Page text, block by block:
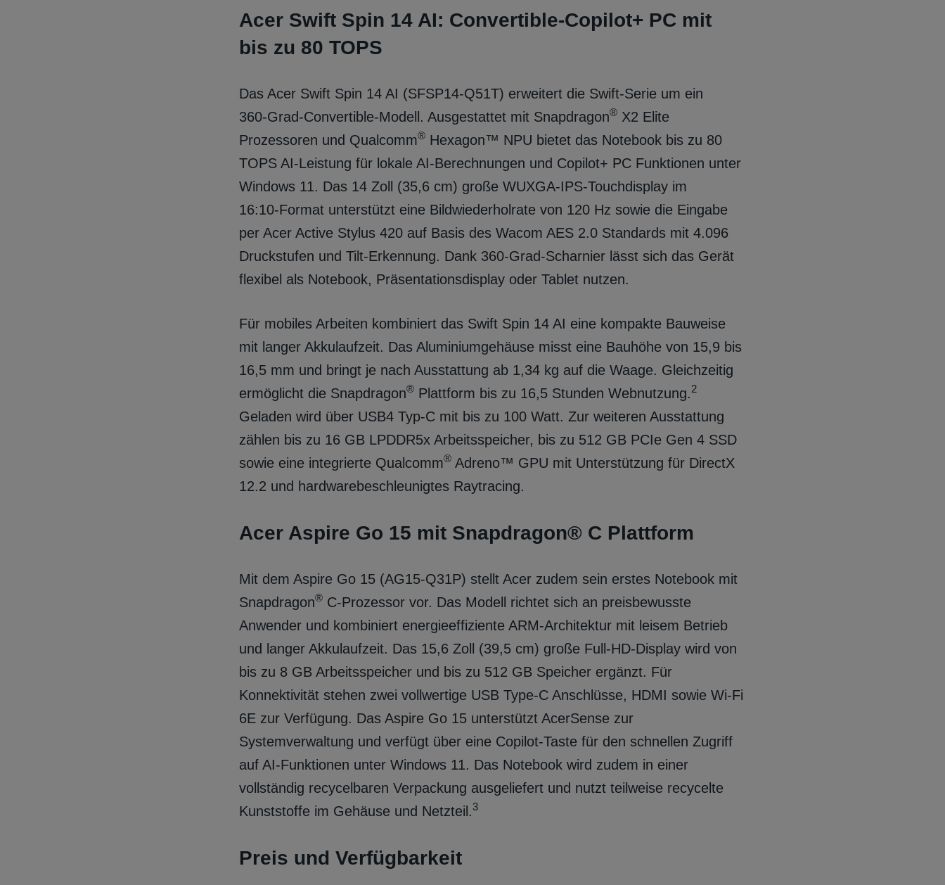
Acer Swift Spin 14 AI: Convertible‑Copilot+ PC mit
bis zu 80 TOPS
Das Acer Swift Spin 14 AI (SFSP14‑Q51T) erweitert die Swift‑Serie um ein
360‑Grad‑Convertible-Modell. Ausgestattet mit Snapdragon® X2 Elite
Prozessoren und Qualcomm® Hexagon™ NPU bietet das Notebook bis zu 80
TOPS AI‑Leistung für lokale AI‑Berechnungen und Copilot+ PC Funktionen unter
Windows 11. Das 14 Zoll (35,6 cm) große WUXGA‑IPS‑Touchdisplay im
16:10‑Format unterstützt eine Bildwiederholrate von 120 Hz sowie die Eingabe
per Acer Active Stylus 420 auf Basis des Wacom AES 2.0 Standards mit 4.096
Druckstufen und Tilt‑Erkennung. Dank 360‑Grad‑Scharnier lässt sich das Gerät
flexibel als Notebook, Präsentationsdisplay oder Tablet nutzen.
Für mobiles Arbeiten kombiniert das Swift Spin 14 AI eine kompakte Bauweise
mit langer Akkulaufzeit. Das Aluminiumgehäuse misst eine Bauhöhe von 15,9 bis
16,5 mm und bringt je nach Ausstattung ab 1,34 kg auf die Waage. Gleichzeitig
ermöglicht die Snapdragon® Plattform bis zu 16,5 Stunden Webnutzung.2
Geladen wird über USB4 Typ-C mit bis zu 100 Watt. Zur weiteren Ausstattung
zählen bis zu 16 GB LPDDR5x Arbeitsspeicher, bis zu 512 GB PCIe Gen 4 SSD
sowie eine integrierte Qualcomm® Adreno™ GPU mit Unterstützung für DirectX
12.2 und hardwarebeschleunigtes Raytracing.
Acer Aspire Go 15 mit Snapdragon® C Plattform
Mit dem Aspire Go 15 (AG15‑Q31P) stellt Acer zudem sein erstes Notebook mit
Snapdragon® C-Prozessor vor. Das Modell richtet sich an preisbewusste
Anwender und kombiniert energieeffiziente ARM‑Architektur mit leisem Betrieb
und langer Akkulaufzeit. Das 15,6 Zoll (39,5 cm) große Full‑HD‑Display wird von
bis zu 8 GB Arbeitsspeicher und bis zu 512 GB Speicher ergänzt. Für
Konnektivität stehen zwei vollwertige USB Type‑C Anschlüsse, HDMI sowie Wi‑Fi
6E zur Verfügung. Das Aspire Go 15 unterstützt AcerSense zur
Systemverwaltung und verfügt über eine Copilot‑Taste für den schnellen Zugriff
auf AI‑Funktionen unter Windows 11. Das Notebook wird zudem in einer
vollständig recycelbaren Verpackung ausgeliefert und nutzt teilweise recycelte
Kunststoffe im Gehäuse und Netzteil.3
Preis und Verfügbarkeit